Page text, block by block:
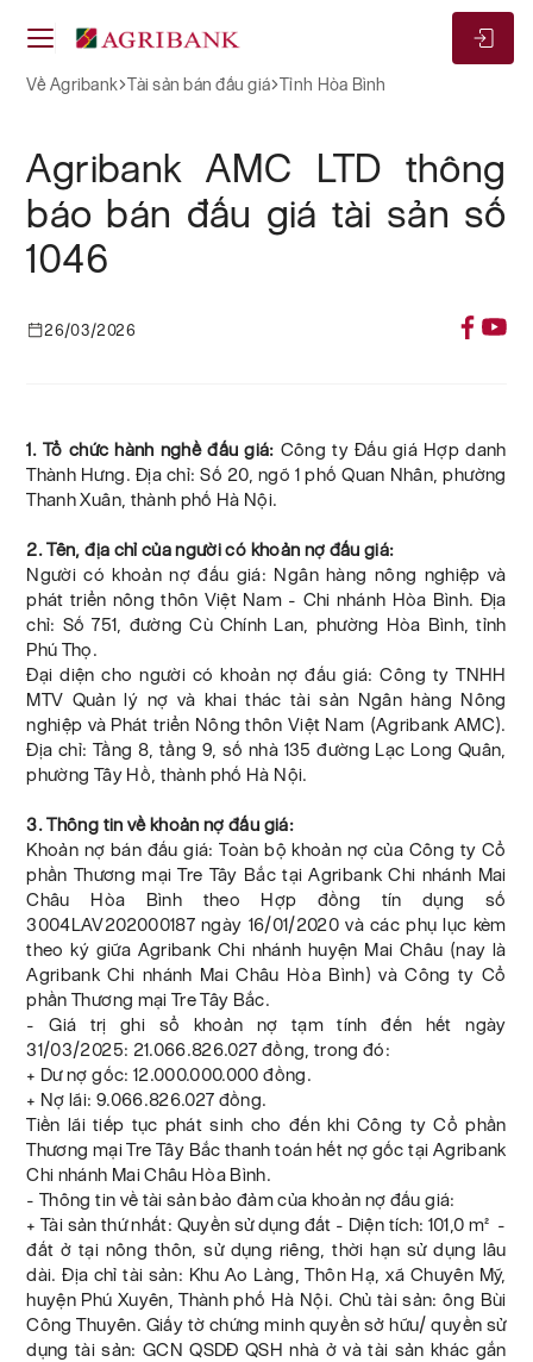
Về Agribank Tài sản bán đấu giá Tỉnh Hòa Bình
Agribank AMC LTD thông
báo bán đấu giá tài sản số
1046
26/03/2026
1. Tổ chức hành nghề đấu giá: Công ty Đấu giá Hợp danh
Thành Hưng. Địa chỉ: Số 20, ngõ 1 phố Quan Nhân, phường
Thanh Xuân, thành phố Hà Nội.
2. Tên, địa chỉ của người có khoản nợ đấu giá:
Người có khoản nợ đấu giá: Ngân hàng nông nghiệp và
phát triển nông thôn Việt Nam - Chi nhánh Hòa Bình. Địa
chỉ: Số 751, đường Cù Chính Lan, phường Hòa Bình, tỉnh
Phú Thọ.
Đại diện cho người có khoản nợ đấu giá: Công ty TNHH
MTV Quản lý nợ và khai thác tài sản Ngân hàng Nông
nghiệp và Phát triển Nông thôn Việt Nam (Agribank AMC).
Địa chỉ: Tầng 8, tầng 9, số nhà 135 đường Lạc Long Quân,
phường Tây Hồ, thành phố Hà Nội.
3. Thông tin về khoản nợ đấu giá:
Khoản nợ bán đấu giá: Toàn bộ khoản nợ của Công ty Cổ
phần Thương mại Tre Tây Bắc tại Agribank Chi nhánh Mai
Châu Hòa Bình theo Hợp đồng tín dụng số
3004LAV202000187 ngày 16/01/2020 và các phụ lục kèm
theo ký giữa Agribank Chi nhánh huyện Mai Châu (nay là
Agribank Chi nhánh Mai Châu Hòa Bình) và Công ty Cổ
phần Thương mại Tre Tây Bắc.
- Giá trị ghi sổ khoản nợ tạm tính đến hết ngày
31/03/2025: 21.066.826.027 đồng, trong đó:
+ Dư nợ gốc: 12.000.000.000 đồng.
+ Nợ lãi: 9.066.826.027 đồng.
Tiền lãi tiếp tục phát sinh cho đến khi Công ty Cổ phần
Thương mại Tre Tây Bắc thanh toán hết nợ gốc tại Agribank
Chi nhánh Mai Châu Hòa Bình.
- Thông tin về tài sản bảo đảm của khoản nợ đấu giá:
+ Tài sản thứ nhất: Quyền sử dụng đất - Diện tích: 101,0 m² -
đất ở tại nông thôn, sử dụng riêng, thời hạn sử dụng lâu
dài. Địa chỉ tài sản: Khu Ao Làng, Thôn Hạ, xã Chuyên Mỹ,
huyện Phú Xuyên, Thành phố Hà Nội. Chủ tài sản: ông Bùi
Công Thuyên. Giấy tờ chứng minh quyền sở hữu/ quyền sử
dụng tài sản: GCN QSDĐ QSH nhà ở và tài sản khác gắn